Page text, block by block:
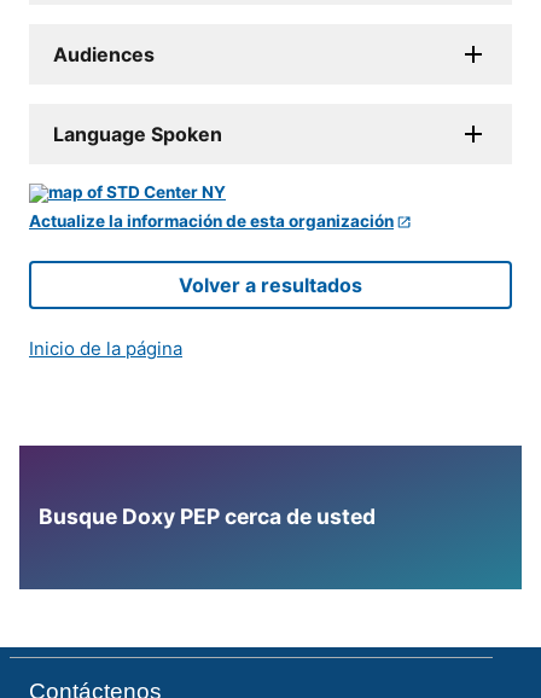
Audiences
Language Spoken
Actualize la información de esta organización
Volver a resultados
Inicio de la página
Busque Doxy PEP cerca de usted
Contáctenos